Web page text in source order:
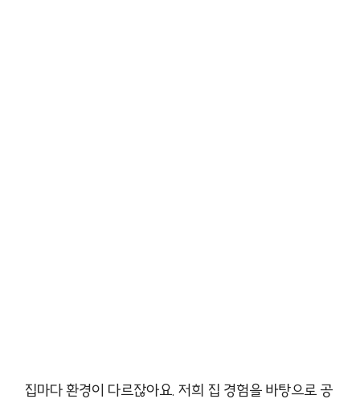
집마다 환경이 다르잖아요. 저희 집 경험을 바탕으로 공